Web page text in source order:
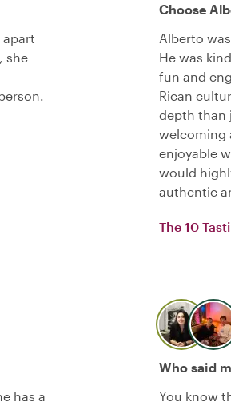
apart
she
Choose
Alberto
He was
fun and
Rican
depth than
welcoming
enjoyable
would
authentic
The 10
has a
Who said
You know